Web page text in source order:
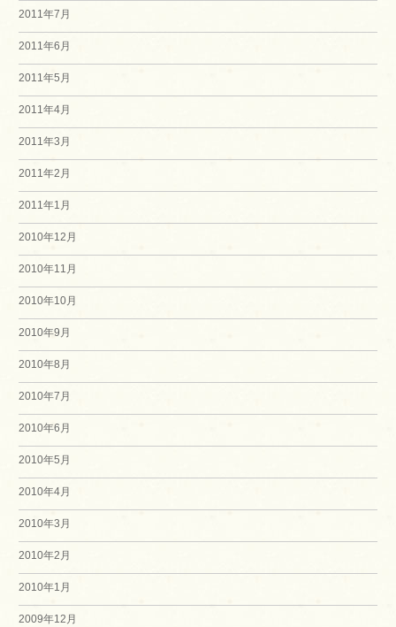
2011年7月
2011年6月
2011年5月
2011年4月
2011年3月
2011年2月
2011年1月
2010年12月
2010年11月
2010年10月
2010年9月
2010年8月
2010年7月
2010年6月
2010年5月
2010年4月
2010年3月
2010年2月
2010年1月
2009年12月